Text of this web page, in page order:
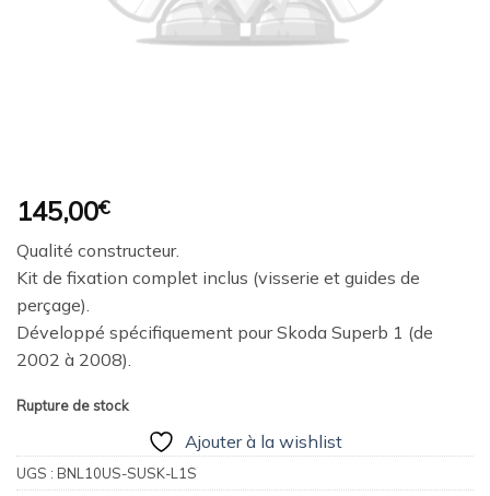
145,00€
Qualité constructeur.
Kit de fixation complet inclus (visserie et guides de
perçage).
Développé spécifiquement pour Skoda Superb 1 (de
2002 à 2008).
Rupture de stock
Ajouter à la wishlist
UGS : BNL10US-SUSK-L1S